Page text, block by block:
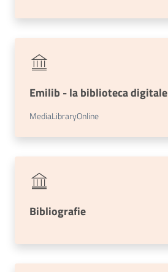
libri
Calendario
ragazzi
Emilib - la biblioteca digitale
MediaLibraryOnline
Bibliografie